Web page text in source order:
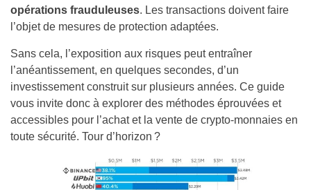
opérations frauduleuses. Les transactions doivent faire
l’objet de mesures de protection adaptées.
Sans cela, l’exposition aux risques peut entraîner
l’anéantissement, en quelques secondes, d’un
investissement construit sur plusieurs années. Ce guide
vous invite donc à explorer des méthodes éprouvées et
accessibles pour l’achat et la vente de crypto-monnaies en
toute sécurité. Tour d’horizon ?